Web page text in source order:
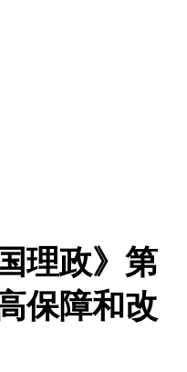
理政》第
保障和改